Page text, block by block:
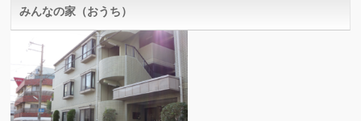
みんなの家（おうち）